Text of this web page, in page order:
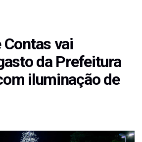
vai
da Prefeitura
iluminação de